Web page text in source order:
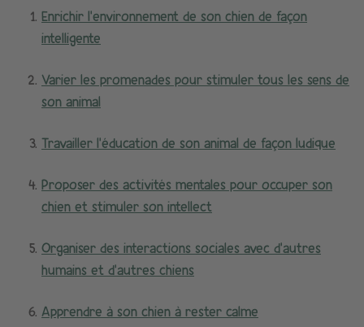
Enrichir l’environnement de son chien de façon
intelligente
Varier les promenades pour stimuler tous les sens de
son animal
Travailler l’éducation de son animal de façon ludique
Proposer des activités mentales pour occuper son
chien et stimuler son intellect
Organiser des interactions sociales avec d’autres
humains et d’autres chiens
Apprendre à son chien à rester calme